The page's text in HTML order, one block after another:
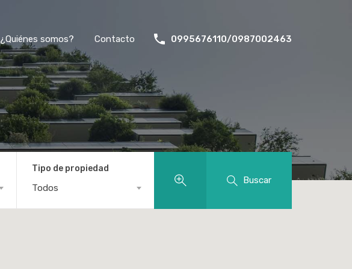
¿Quiénes somos? Contacto 0995676110/0987002463
Tipo de propiedad
Todos
Buscar